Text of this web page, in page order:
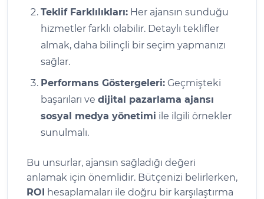
Teklif Farklılıkları: Her ajansın sunduğu
hizmetler farklı olabilir. Detaylı teklifler
almak, daha bilinçli bir seçim yapmanızı
sağlar.
Performans Göstergeleri: Geçmişteki
başarıları ve dijital pazarlama ajansı
sosyal medya yönetimi ile ilgili örnekler
sunulmalı.
Bu unsurlar, ajansın sağladığı değeri
anlamak için önemlidir. Bütçenizi belirlerken,
ROI hesaplamaları ile doğru bir karşılaştırma